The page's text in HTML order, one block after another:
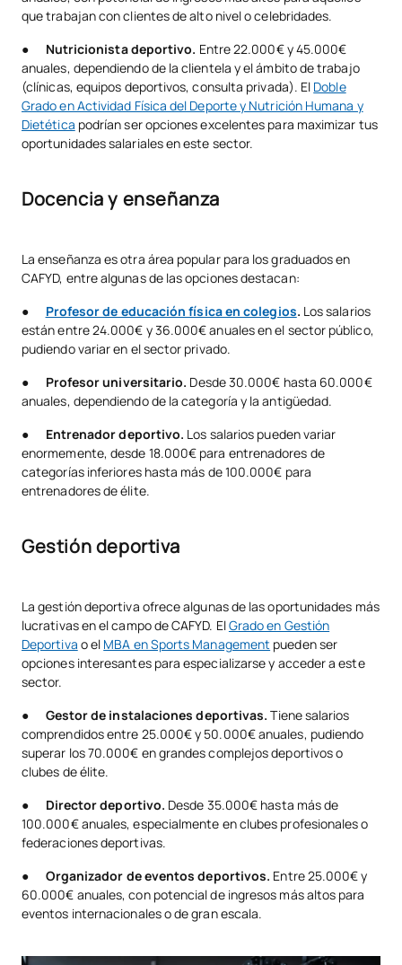
que trabajan con clientes de alto nivel o celebridades.
● Nutricionista deportivo. Entre 22.000€ y 45.000€
anuales, dependiendo de la clientela y el ámbito de trabajo
(clínicas, equipos deportivos, consulta privada). El Doble
Grado en Actividad Física del Deporte y Nutrición Humana y
Dietética podrían ser opciones excelentes para maximizar tus
oportunidades salariales en este sector.
Docencia y enseñanza
La enseñanza es otra área popular para los graduados en
CAFYD, entre algunas de las opciones destacan:
● Profesor de educación física en colegios. Los salarios
están entre 24.000€ y 36.000€ anuales en el sector público,
pudiendo variar en el sector privado.
● Profesor universitario. Desde 30.000€ hasta 60.000€
anuales, dependiendo de la categoría y la antigüedad.
● Entrenador deportivo. Los salarios pueden variar
enormemente, desde 18.000€ para entrenadores de
categorías inferiores hasta más de 100.000€ para
entrenadores de élite.
Gestión deportiva
La gestión deportiva ofrece algunas de las oportunidades más
lucrativas en el campo de CAFYD. ElGrado en Gestión
Deportiva o el MBA en Sports Management pueden ser
opciones interesantes para especializarse y acceder a este
sector.
● Gestor de instalaciones deportivas.Tiene salarios
comprendidos entre 25.000€ y 50.000€ anuales, pudiendo
superar los 70.000€ en grandes complejos deportivos o
clubes de élite.
● Director deportivo. Desde 35.000€ hasta más de
100.000€ anuales, especialmente en clubes profesionales o
federaciones deportivas.
● Organizador de eventos deportivos. Entre 25.000€ y
60.000€ anuales, con potencial de ingresos más altos para
eventos internacionales o de gran escala.